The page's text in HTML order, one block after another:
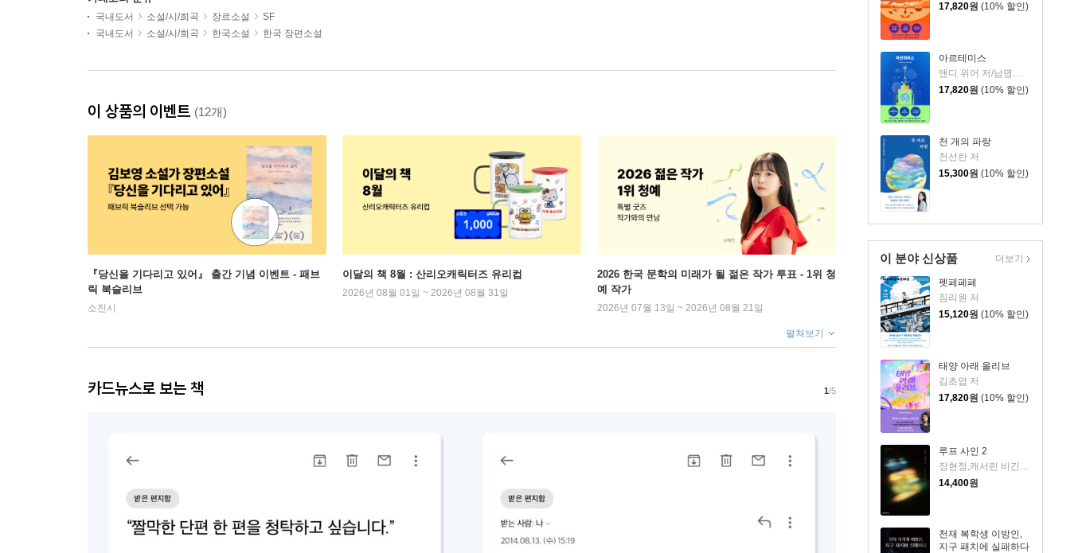
17,820원 (10% 할인)
아르테미스
앤디 위어 저/남명성 역
17,820원 (10% 할인)
천 개의 파랑
천선란 저
15,300원 (10% 할인)
이 분야 신상품
펫페페페
짐리원 저
15,120원 (10% 할인)
태양 아래 올리브
김초엽 저
17,820원 (10% 할인)
루프 사인 2
장현정,캐서린 비긴즈 저
14,400원
천재 복학생 이방인,
지구 패치에 실패하다
더보기
국내도서 소설/시/희곡 장르소설
SF
국내도서
소설/시/희곡 한국소설 한국 장편소설
이 상품의 이벤트 (12개)
『당신을 기다리고 있어』 출간 기념 이벤트 - 패브
릭 북슬리브
소진시
이달의 책 8월 : 산리오캐릭터즈 유리컵
2026년 08월 01일 ~ 2026년 08월 31일
2026 한국 문학의 미래가 될 젊은 작가 투표 - 1위 청
예 작가
2026년 07월 13일 ~ 2026년 08월 21일
펼쳐보기
카드뉴스로 보는 책 1/5